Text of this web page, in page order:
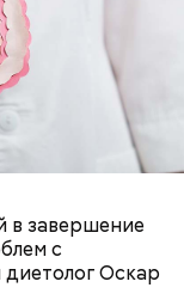
в завершение
с
Оскар
назвал
которые
из организма
защищает от
кресс-салат